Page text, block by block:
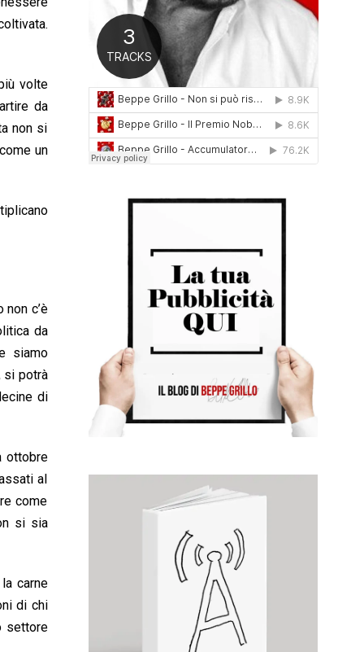
1
volte
da
non si
un
c’è
da
siamo
si potrà
di
ottobre
al
come
si sia
carne
di chi
settore